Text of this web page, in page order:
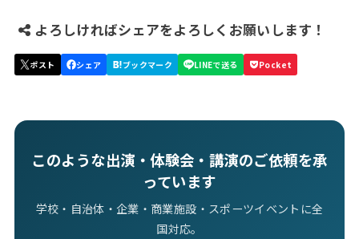
よろしければシェアをよろしくお願いします！
このような出演・体験会・講演のご依頼を承
っています
学校・自治体・企業・商業施設・スポーツイベントに全
国対応。